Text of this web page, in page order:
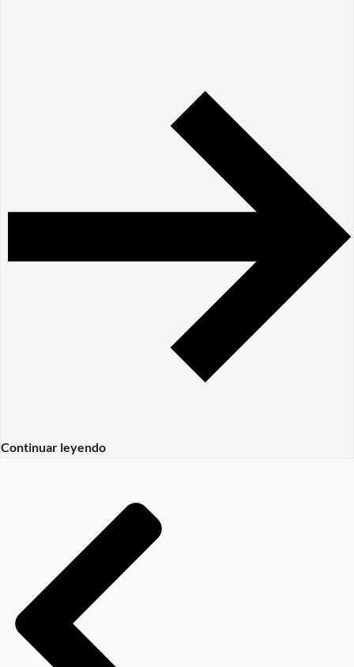
Continuar leyendo